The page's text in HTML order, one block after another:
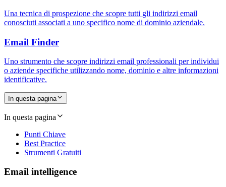
Una tecnica di prospezione che scopre tutti gli indirizzi email
conosciuti associati a uno specifico nome di dominio aziendale.
Email Finder
Uno strumento che scopre indirizzi email professionali per individui
o aziende specifiche utilizzando nome, dominio e altre informazioni
identificative.
In questa pagina
In questa pagina
Punti Chiave
Best Practice
Strumenti Gratuiti
Email intelligence